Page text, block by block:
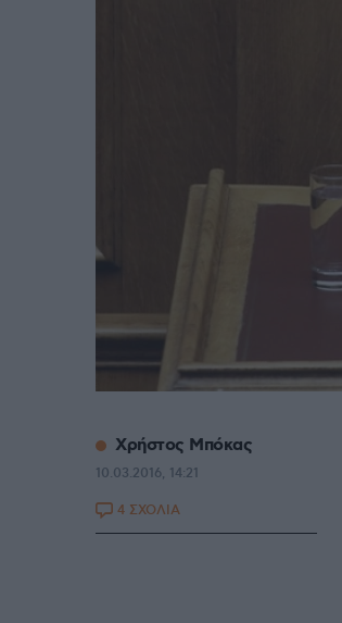
Xρήστος Μπόκας
10.03.2016, 14:21
4 ΣΧΟΛΙΑ